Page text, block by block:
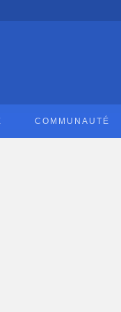
COMMUNAUTÉ